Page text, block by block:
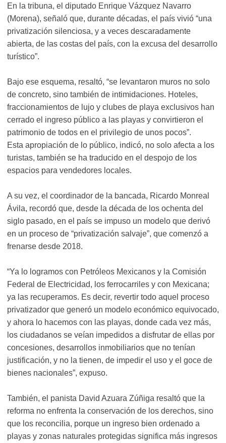
En la tribuna, el diputado Enrique Vázquez Navarro
(Morena), señaló que, durante décadas, el país vivió “una
privatización silenciosa, y a veces descaradamente
abierta, de las costas del país, con la excusa del desarrollo
turístico”.
Bajo ese esquema, resaltó, “se levantaron muros no solo
de concreto, sino también de intimidaciones. Hoteles,
fraccionamientos de lujo y clubes de playa exclusivos han
cerrado el ingreso público a las playas y convirtieron el
patrimonio de todos en el privilegio de unos pocos”.
Esta apropiación de lo público, indicó, no solo afecta a los
turistas, también se ha traducido en el despojo de los
espacios para vendedores locales.
A su vez, el coordinador de la bancada, Ricardo Monreal
Ávila, recordó que, desde la década de los ochenta del
siglo pasado, en el país se impuso un modelo que derivó
en un proceso de “privatización salvaje”, que comenzó a
frenarse desde 2018.
“Ya lo logramos con Petróleos Mexicanos y la Comisión
Federal de Electricidad, los ferrocarriles y con Mexicana;
ya las recuperamos. Es decir, revertir todo aquel proceso
privatizador que generó un modelo económico equivocado,
y ahora lo hacemos con las playas, donde cada vez más,
los ciudadanos se veían impedidos a disfrutar de ellas por
concesiones, desarrollos inmobiliarios que no tenían
justificación, y no la tienen, de impedir el uso y el goce de
bienes nacionales”, expuso.
También, el panista David Azuara Zúñiga resaltó que la
reforma no enfrenta la conservación de los derechos, sino
que los reconcilia, porque un ingreso bien ordenado a
playas y zonas naturales protegidas significa más ingresos